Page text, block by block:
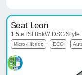
Seat Leon
1.5 eTSI 85kW DSG Style
Micro-Híbrido ECO